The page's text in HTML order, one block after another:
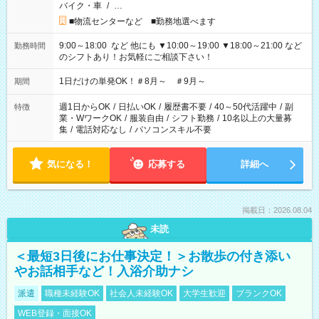
バイク・車 / …
■物流センターなど ■勤務地選べます
勤務時間
9:00～18:00 など 他にも ▼10:00～19:00 ▼18:00～21:00 など
のシフトあり！お気軽にご相談下さい！
期間 1日だけの単発OK！＃8月～ ＃9月～
特徴 週1日からOK / 日払いOK / 履歴書不要 / 40～50代活躍中 / 副
業・WワークOK / 服装自由 / シフト勤務 / 10名以上の大量募
集 / 電話対応なし / パソコンスキル不要
気になる！ 応募する 詳細へ
掲載日：2026.08.04
未読
＜最短3日後にお仕事決定！＞お散歩の付き添い
やお話相手など！入浴介助ナシ
派遣 職種未経験OK 社会人未経験OK 大学生歓迎
ブランクOK
WEB登録・面接OK